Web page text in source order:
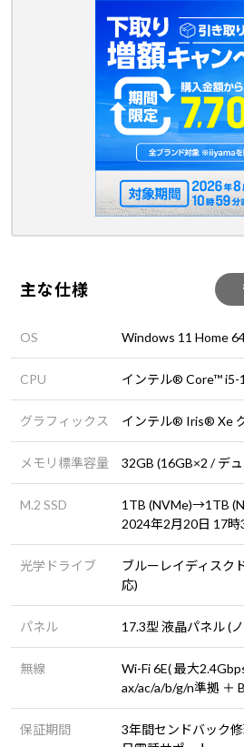
主な仕様
OS Windows 11 Home
CPU インテル® Core™ i5-
グラフィックス インテル® Iris® Xe
メモリ標準容量 32GB (16GB×2 / デ
M.2 SSD
1TB (NVMe)→1TB
2024年2月20日 17時
光学ドライブ
ブルーレイディスク
応)
パネル 17.3型 液晶パネル (
無線
Wi-Fi 6E( 最大
ax/ac/a/b/g/n準拠 ＋
保証期間
3年間センドバック